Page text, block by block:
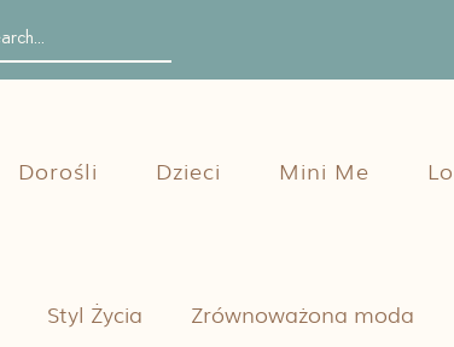
Dorośli Dzieci Mini Me
Styl Życia Zrównoważona moda